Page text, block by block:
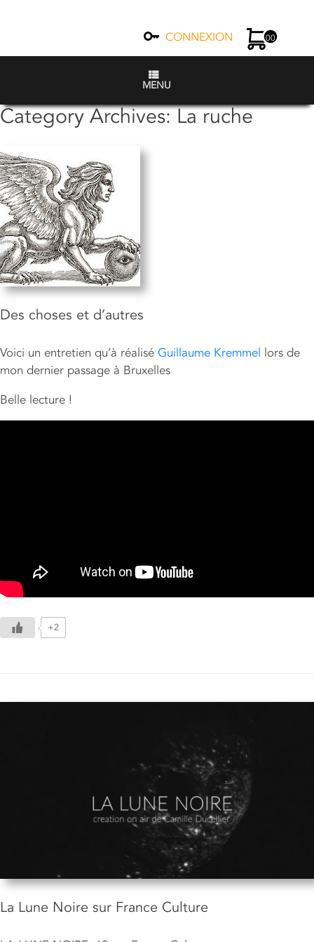
CONNEXION 00
MENU
Category Archives:La ruche
Des choses et d’autres
Voici un entretien qu’à réalisé Guillaume Kremmel lors de
mon dernier passage à Bruxelles
Belle lecture !
+2
La Lune Noire sur France Culture